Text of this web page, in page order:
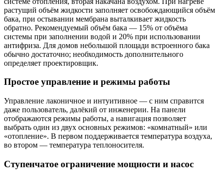
растущий объём жидкости заполняет освобождающийся объём
бака, при остывании мембрана выталкивает жидкость
обратно. Рекомендуемый объём бака — 15% от объёма
системы при заполнении водой и 20% при использовании
антифриза. Для домов небольшой площади встроенного бака
обычно достаточно; необходимость дополнительного
определяет проектировщик.
Простое управление и режимы работы
Управление лаконичное и интуитивное — с ним справится
даже пользователь, далёкий от инженерии. На панели
отображаются режимы работы, а навигация позволяет
выбрать один из двух основных режимов: «комнатный» или
«отопление». В первом поддерживается температура воздуха,
во втором — температура теплоносителя.
Ступенчатое ограничение мощности и насос